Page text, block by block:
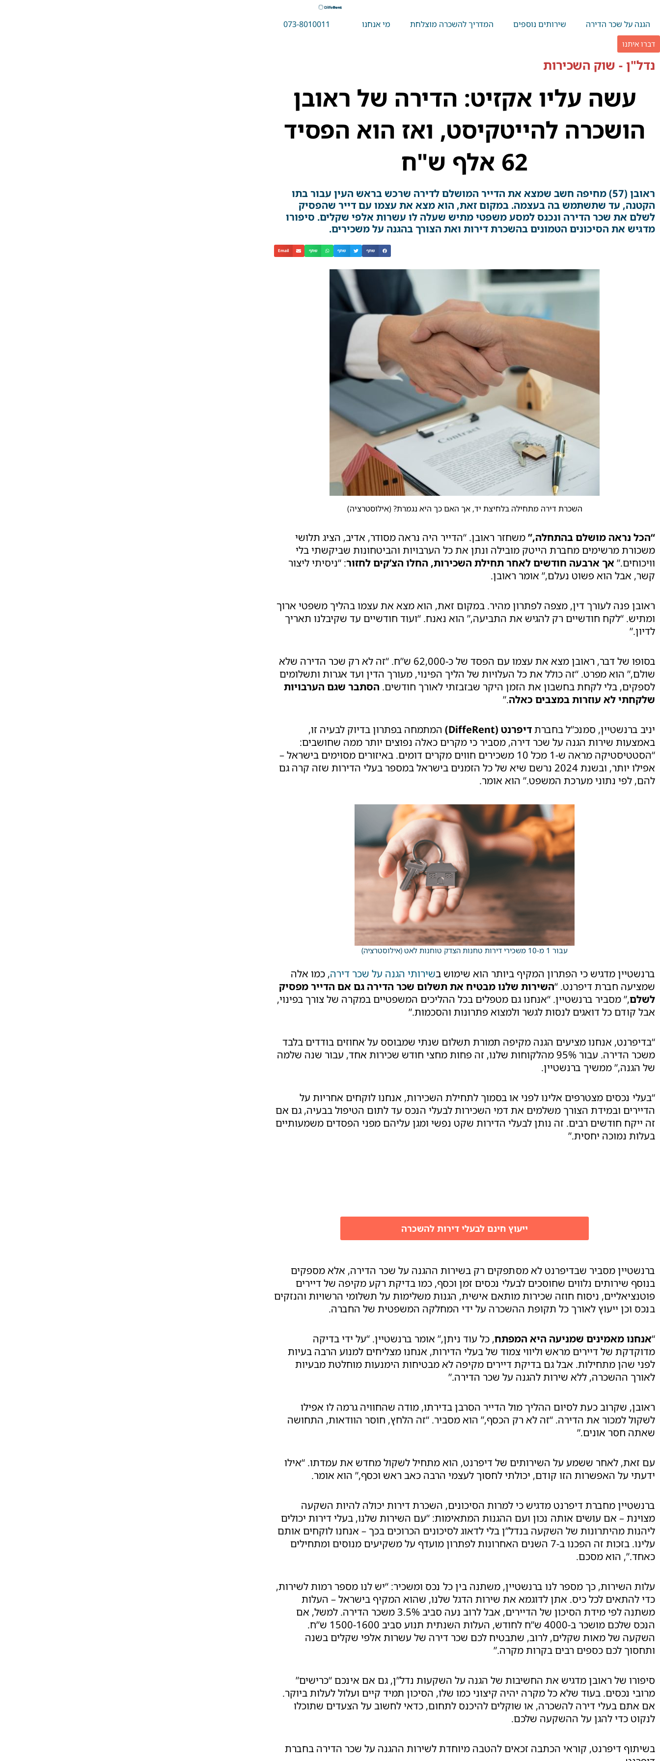
הגנה על שכר הדירה שירותים נוספים המדריך להשכרה מוצלחת מי אנחנו 073-8010011
דברו איתנו
נדל"ן - שוק השכירות
עשה עליו אקזיט: הדירה של ראובן
הושכרה להייטקיסט, ואז הוא הפסיד
62 אלף ש"ח
ראובן (57) מחיפה חשב שמצא את הדייר המושלם לדירה שרכש בראש העין עבור בתו
הקטנה, עד שתשתמש בה בעצמה. במקום זאת, הוא מצא את עצמו עם דייר שהפסיק
לשלם את שכר הדירה ונכנס למסע משפטי מתיש שעלה לו עשרות אלפי שקלים. סיפורו
מדגיש את הסיכונים הטמונים בהשכרת דירות ואת הצורך בהגנה על משכירים.
שתף שתף שתף Email
השכרת דירה מתחילה בלחיצת יד, אך האם כך היא נגמרת? (אילוסטרציה)
“הכל נראה מושלם בהתחלה,”משחזר ראובן. “הדייר היה נראה מסודר, אדיב, הציג תלושי
משכורת מרשימים מחברת הייטק מובילה ונתן את כל הערבויות והביטחונות שביקשתי בלי
וויכוחים.” אך ארבעה חודשים לאחר תחילת השכירות, החלו הצ’קים לחזור: “ניסיתי ליצור
קשר, אבל הוא פשוט נעלם,” אומר ראובן.
ראובן פנה לעורך דין, מצפה לפתרון מהיר. במקום זאת, הוא מצא את עצמו בהליך משפטי ארוך
ומתיש. “לקח חודשיים רק להגיש את התביעה,” הוא נאנח. “ועוד חודשיים עד שקיבלנו תאריך
לדיון.”
בסופו של דבר, ראובן מצא את עצמו עם הפסד של כ-62,000 ש”ח. “זה לא רק שכר הדירה שלא
שולם,” הוא מפרט. “זה כולל את כל העלויות של הליך הפינוי, מעורך הדין ועד אגרות ותשלומים
לספקים, בלי לקחת בחשבון את הזמן היקר שבזבזתי לאורך חודשים. הסתבר שגם הערבויות
שלקחתי לא עוזרות במצבים כאלה.”
יניב ברנשטיין, סמנכ”ל בחברתדיפרנט (DiffeRent)
המתמחה בפתרון בדיוק לבעיה זו,
באמצעות שירות הגנה על שכר דירה, מסביר כי מקרים כאלה נפוצים יותר ממה שחושבים:
“הסטטיסטיקה מראה ש-1 מכל 10 משכירים חווים מקרים דומים. באיזורים מסוימים בישראל –
אפילו יותר, ובשנת 2024 נרשם שיא של כל הזמנים בישראל במספר בעלי הדירות שזה קרה גם
להם, לפי נתוני מערכת המשפט.” הוא אומר.
עבור 1 מ-10 משכירי דירות טחנות הצדק טוחנות לאט (אילוסטרציה)
ברנשטיין מדגיש כי הפתרון המקיף ביותר הוא שימוש בשירותי הגנה על שכר דירה, כמו אלה
שמציעה חברת דיפרנט. “השירות שלנו מבטיח את תשלום שכר הדירה גם אם הדייר מפסיק
לשלם,” מסביר ברנשטיין. “אנחנו גם מטפלים בכל ההליכים המשפטיים במקרה של צורך בפינוי,
אבל קודם כל דואגים לנסות לגשר ולמצוא פתרונות והסכמות.”
“בדיפרנט, אנחנו מציעים הגנה מקיפה תמורת תשלום שנתי שמבוסס על אחוזים בודדים בלבד
משכר הדירה. עבור 95% מהלקוחות שלנו, זה פחות מחצי חודש שכירות אחד, עבור שנה שלמה
של הגנה,” ממשיך ברנשטיין.
“בעלי נכסים מצטרפים אלינו לפני או בסמוך לתחילת השכירות, אנחנו לוקחים אחריות על
הדיירים ובמידת הצורך משלמים את דמי השכירות לבעלי הנכס עד לתום הטיפול בבעיה, גם אם
זה ייקח חודשים רבים. זה נותן לבעלי הדירות שקט נפשי ומגן עליהם מפני הפסדים משמעותיים
בעלות נמוכה יחסית.”
ייעוץ חינם לבעלי דירות להשכרה
ברנשטיין מסביר שבדיפרנט לא מסתפקים רק בשירות ההגנה על שכר הדירה, אלא מספקים
בנוסף שירותים נלווים שחוסכים לבעלי נכסים זמן וכסף, כמו בדיקת רקע מקיפה של דיירים
פוטנציאליים, ניסוח חוזה שכירות מותאם אישית, הגנות משלימות על תשלומי הרשויות והנזקים
בנכס וכן ייעוץ לאורך כל תקופת ההשכרה על ידי המחלקה המשפטית של החברה.
“אנחנו מאמינים שמניעה היא המפתח, כל עוד ניתן,” אומר ברנשטיין. “על ידי בדיקה
מדוקדקת של דיירים מראש וליווי צמוד של בעלי הדירות, אנחנו מצליחים למנוע הרבה בעיות
לפני שהן מתחילות. אבל גם בדיקת דיירים מקיפה לא מבטיחות הימנעות מוחלטת מבעיות
לאורך ההשכרה, ללא שירות להגנה על שכר הדירה.”
ראובן, שקרוב כעת לסיום ההליך מול הדייר הסרבן בדירתו, מודה שהחוויה גרמה לו אפילו
לשקול למכור את הדירה. “זה לא רק הכסף,” הוא מסביר. “זה הלחץ, חוסר הוודאות, התחושה
שאתה חסר אונים.”
עם זאת, לאחר ששמע על השירותים של דיפרנט, הוא מתחיל לשקול מחדש את עמדתו. “אילו
ידעתי על האפשרות הזו קודם, יכולתי לחסוך לעצמי הרבה כאב ראש וכסף,” הוא אומר.
ברנשטיין מחברת דיפרנט מדגיש כי למרות הסיכונים, השכרת דירות יכולה להיות השקעה
מצוינת – אם עושים אותה נכון ועם ההגנות המתאימות: “עם השירות שלנו, בעלי דירות יכולים
ליהנות מהיתרונות של השקעה בנדל”ן בלי לדאוג לסיכונים הכרוכים בכך – אנחנו לוקחים אותם
עלינו. בזכות זה הפכנו ב-7 השנים האחרונות לפתרון מועדף על משקיעים מנוסים ומתחילים
כאחד.”, הוא מסכם.
עלות השירות, כך מספר לנו ברנשטיין, משתנה בין כל נכס ומשכיר: “יש לנו מספר רמות לשירות,
כדי להתאים לכל כיס. אתן לדוגמא את שירות הדגל שלנו, שהוא המקיף בישראל – העלות
משתנה לפי מידת הסיכון של הדיירים, אבל לרוב נעה סביב 3.5% משכר הדירה. למשל, אם
הנכס שלכם מושכר ב-4000 ש”ח לחודש, העלות השנתית תנוע סביב 1500-1600 ש”ח.
השקעה של מאות שקלים, לרוב, שתבטיח לכם שכר דירה של עשרות אלפי שקלים בשנה
ותחסוך לכם כספים רבים בקרות מקרה.”
סיפורו של ראובן מדגיש את החשיבות של הגנה על השקעות נדל”ן, גם אם אינכם “כרישים”
מרובי נכסים. בעוד שלא כל מקרה יהיה קיצוני כמו שלו, הסיכון תמיד קיים ועלול לעלות ביוקר.
אם אתם בעלי דירה להשכרה, או שוקלים להיכנס לתחום, כדאי לחשוב על הצעדים שתוכלו
לנקוט כדי להגן על ההשקעה שלכם.
בשיתוף דיפרנט, קוראי הכתבה זכאים להטבה מיוחדת לשירות ההגנה על שכר הדירה בחברת